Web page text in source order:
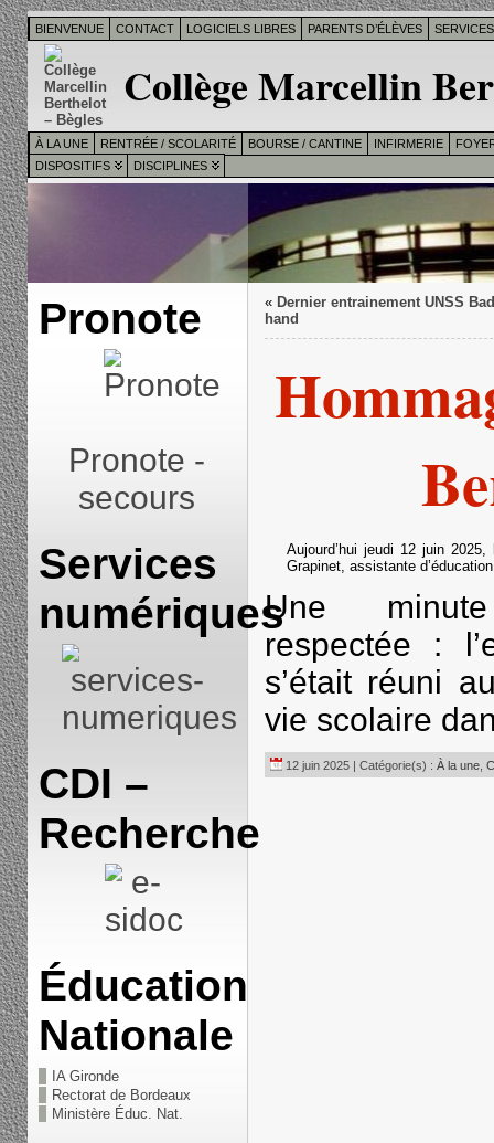
BIENVENUE CONTACT LOGICIELS LIBRES PARENTS D’ÉLÈVES
Collège Marcellin
À LA UNE RENTRÉE / SCOLARITÉ BOURSE / CANTINE INFIRMERIE
DISPOSITIFS
DISCIPLINES
Pronote
Pronote -
secours
Services
numériques
CDI –
Recherche
Éducation
Nationale
IA Gironde
Rectorat de Bordeaux
Ministère Éduc. Nat.
« Dernier entrainement UNSS
hand
Aujourd’hui jeudi 12 juin
Grapinet, assistante
Une
respectée :
s’était réuni
vie scolaire
12 juin 2025 | Catégorie(s) : À la une,